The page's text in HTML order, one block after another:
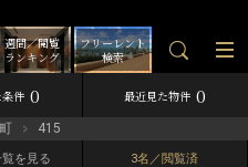
フリーレント
検索
週間／閲覧
ランキング
件 0 最近見た物件 0
415
を見る 3名／閲覧済